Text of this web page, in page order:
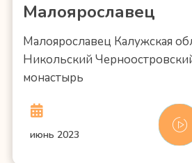
Малоярославец
Малоярославец Калужская
Никольский
монастырь
июнь 2023